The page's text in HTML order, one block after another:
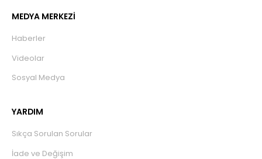
MEDYA MERKEZİ
Haberler
Videolar
Sosyal Medya
YARDIM
Sıkça Sorulan Sorular
İade ve Değişim